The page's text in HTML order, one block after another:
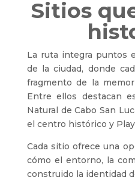
Sitios
La ruta integra puntos
de la ciudad, donde
fragmento de la
Entre ellos destacan
Natural de Cabo San
el centro histórico y
Cada sitio ofrece una
cómo el entorno, la
construido la identidad